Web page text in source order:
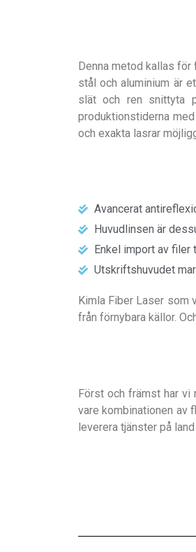
Denna metod kallas för
stål och aluminium är
slät och ren snittyta
produktionstiderna
och exakta lasrar
Avancerat
Huvudlinsen är
Enkel import av filer
Utskriftshuvudet
Kimla Fiber Laser som
från förnybara källor.
Först och främst har vi
vare kombinationen av
leverera tjänster på